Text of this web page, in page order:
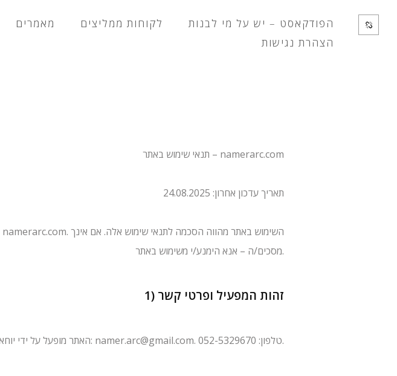
מאמרים לקוחות ממליצים
הפודקאסט – יש על מי לבנות
הצהרת נגישות
תנאי שימוש באתר – namerarc.com
תאריך עדכון אחרון: 24.08.2025
מסכים/ה – אנא הימנע/י משימוש באתר.
1) זהות המפעיל ופרטי קשר
האתר מופעל על ידי יוחאי נמר אדריכלות. כתובת: החורש 7, קרית טבעון. דוא”ל: namer.arc@gmail.com . טלפון: 052-5329670.